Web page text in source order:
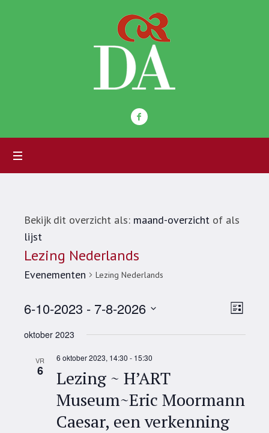
Bekijk dit overzicht als: maand-overzichtof als
lijst
Lezing Nederlands
Evenementen Lezing Nederlands
Lijst
6-10-2023 - 7-8-2026
een
oktober 2023
VR
6
6 oktober 2023, 14:30 - 15:30
Lezing ~ H’ART
Museum~Eric Moormann
Caesar, een verkenning